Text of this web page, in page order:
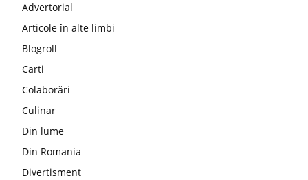
Advertorial
Articole în alte limbi
Blogroll
Carti
Colaborări
Culinar
Din lume
Din Romania
Divertisment